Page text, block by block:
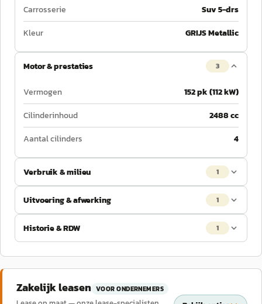
Carrosserie
Suv 5-drs
Kleur
GRIJS Metallic
Motor & prestaties 3
Vermogen
152 pk (112 kW)
Cilinderinhoud
2488 cc
Aantal cilinders
4
Verbruik & milieu 1
Uitvoering & afwerking 1
Historie & RDW 1
Zakelijk leasen VOOR ONDERNEMERS